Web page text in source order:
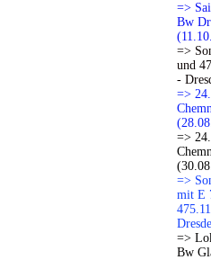
=>
Bw
=>
und
-
=>
=>
=>
mit E
=>
Bw